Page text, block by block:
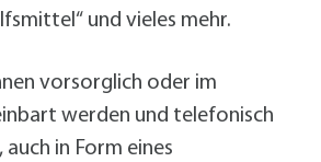
und vieles mehr.
vorsorglich oder im
werden und telefonisch
in Form eines